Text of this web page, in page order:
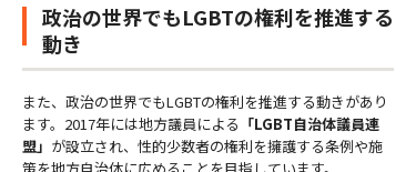
政治の世界でもLGBTの権利を推進する
動き
また、政治の世界でもLGBTの権利を推進する動きがあり
ます。2017年には地方議員による 「LGBT自治体議員連
盟」 が設立され、性的少数者の権利を擁護する条例や施